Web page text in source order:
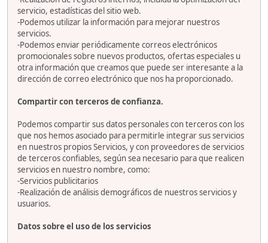
servicio, estadísticas del sitio web.
-Podemos utilizar la información para mejorar nuestros
servicios.
-Podemos enviar periódicamente correos electrónicos
promocionales sobre nuevos productos, ofertas especiales u
otra información que creamos que puede ser interesante a la
dirección de correo electrónico que nos ha proporcionado.
Compartir con terceros de confianza.
Podemos compartir sus datos personales con terceros con los
que nos hemos asociado para permitirle integrar sus servicios
en nuestros propios Servicios, y con proveedores de servicios
de terceros confiables, según sea necesario para que realicen
servicios en nuestro nombre, como:
-Servicios publicitarios
-Realización de análisis demográficos de nuestros servicios y
usuarios.
Datos sobre el uso de los servicios